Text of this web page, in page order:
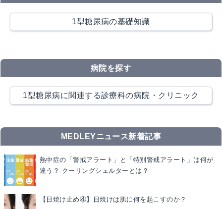
1型糖尿病の基礎知識
病院を探す
1型糖尿病に関連する診療科の病院・クリニック
MEDLEYニュース新着記事
熱中症の「警戒アラート」と「特別警戒アラート」は何が
違う？ クーリングシェルターとは？
【日焼け止め④】日焼けは肌に何を起こすのか？